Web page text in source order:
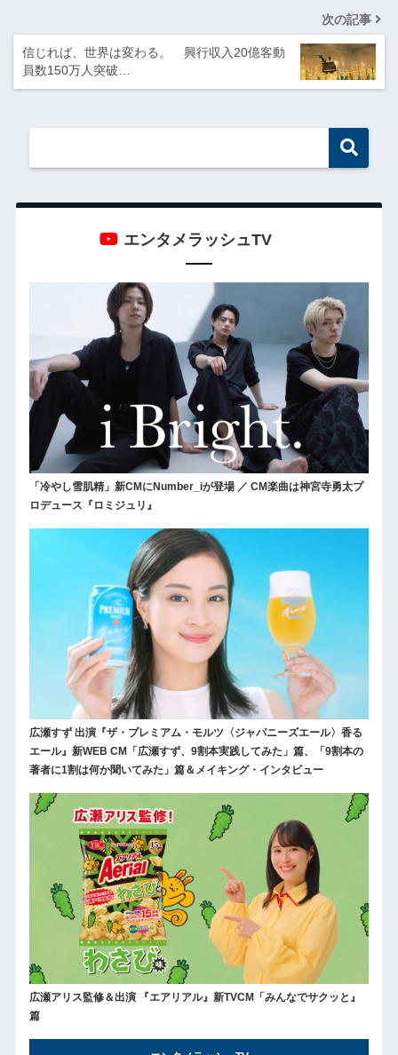
次の記事
信じれば、世界は変わる。 興行収入20億客動
員数150万人突破…
エンタメラッシュTV
「冷やし雪肌精」新CMにNumber_iが登場 ／ CM楽曲は神宮寺勇太プ
ロデュース『ロミジュリ』
広瀬すず 出演『ザ・プレミアム・モルツ〈ジャパニーズエール〉香る
エール』新WEB CM「広瀬すず、9割本実践してみた」篇、「9割本の
著者に1割は何か聞いてみた」篇＆メイキング・インタビュー
広瀬アリス監修＆出演 『エアリアル』新TVCM「みんなでサクッと』
篇